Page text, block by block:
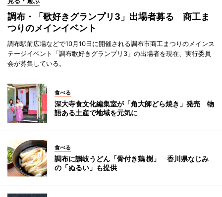
調布・「歌好きグランプリ3」出場者募る 商工ま
つりのメインイベント
調布駅前広場などで10月10日に開催される調布市商工まつりのメインス
テージイベント「調布歌好きグランプリ3」の出場者を現在、実行委員
会が募集している。
食べる
深大寺食文化編集室が「角大師どら焼き」発売 物
語ある土産で地域を元気に
食べる
調布に讃岐うどん「骨付き鶏 樹」 香川県なじみ
の「ぬるい」も提供